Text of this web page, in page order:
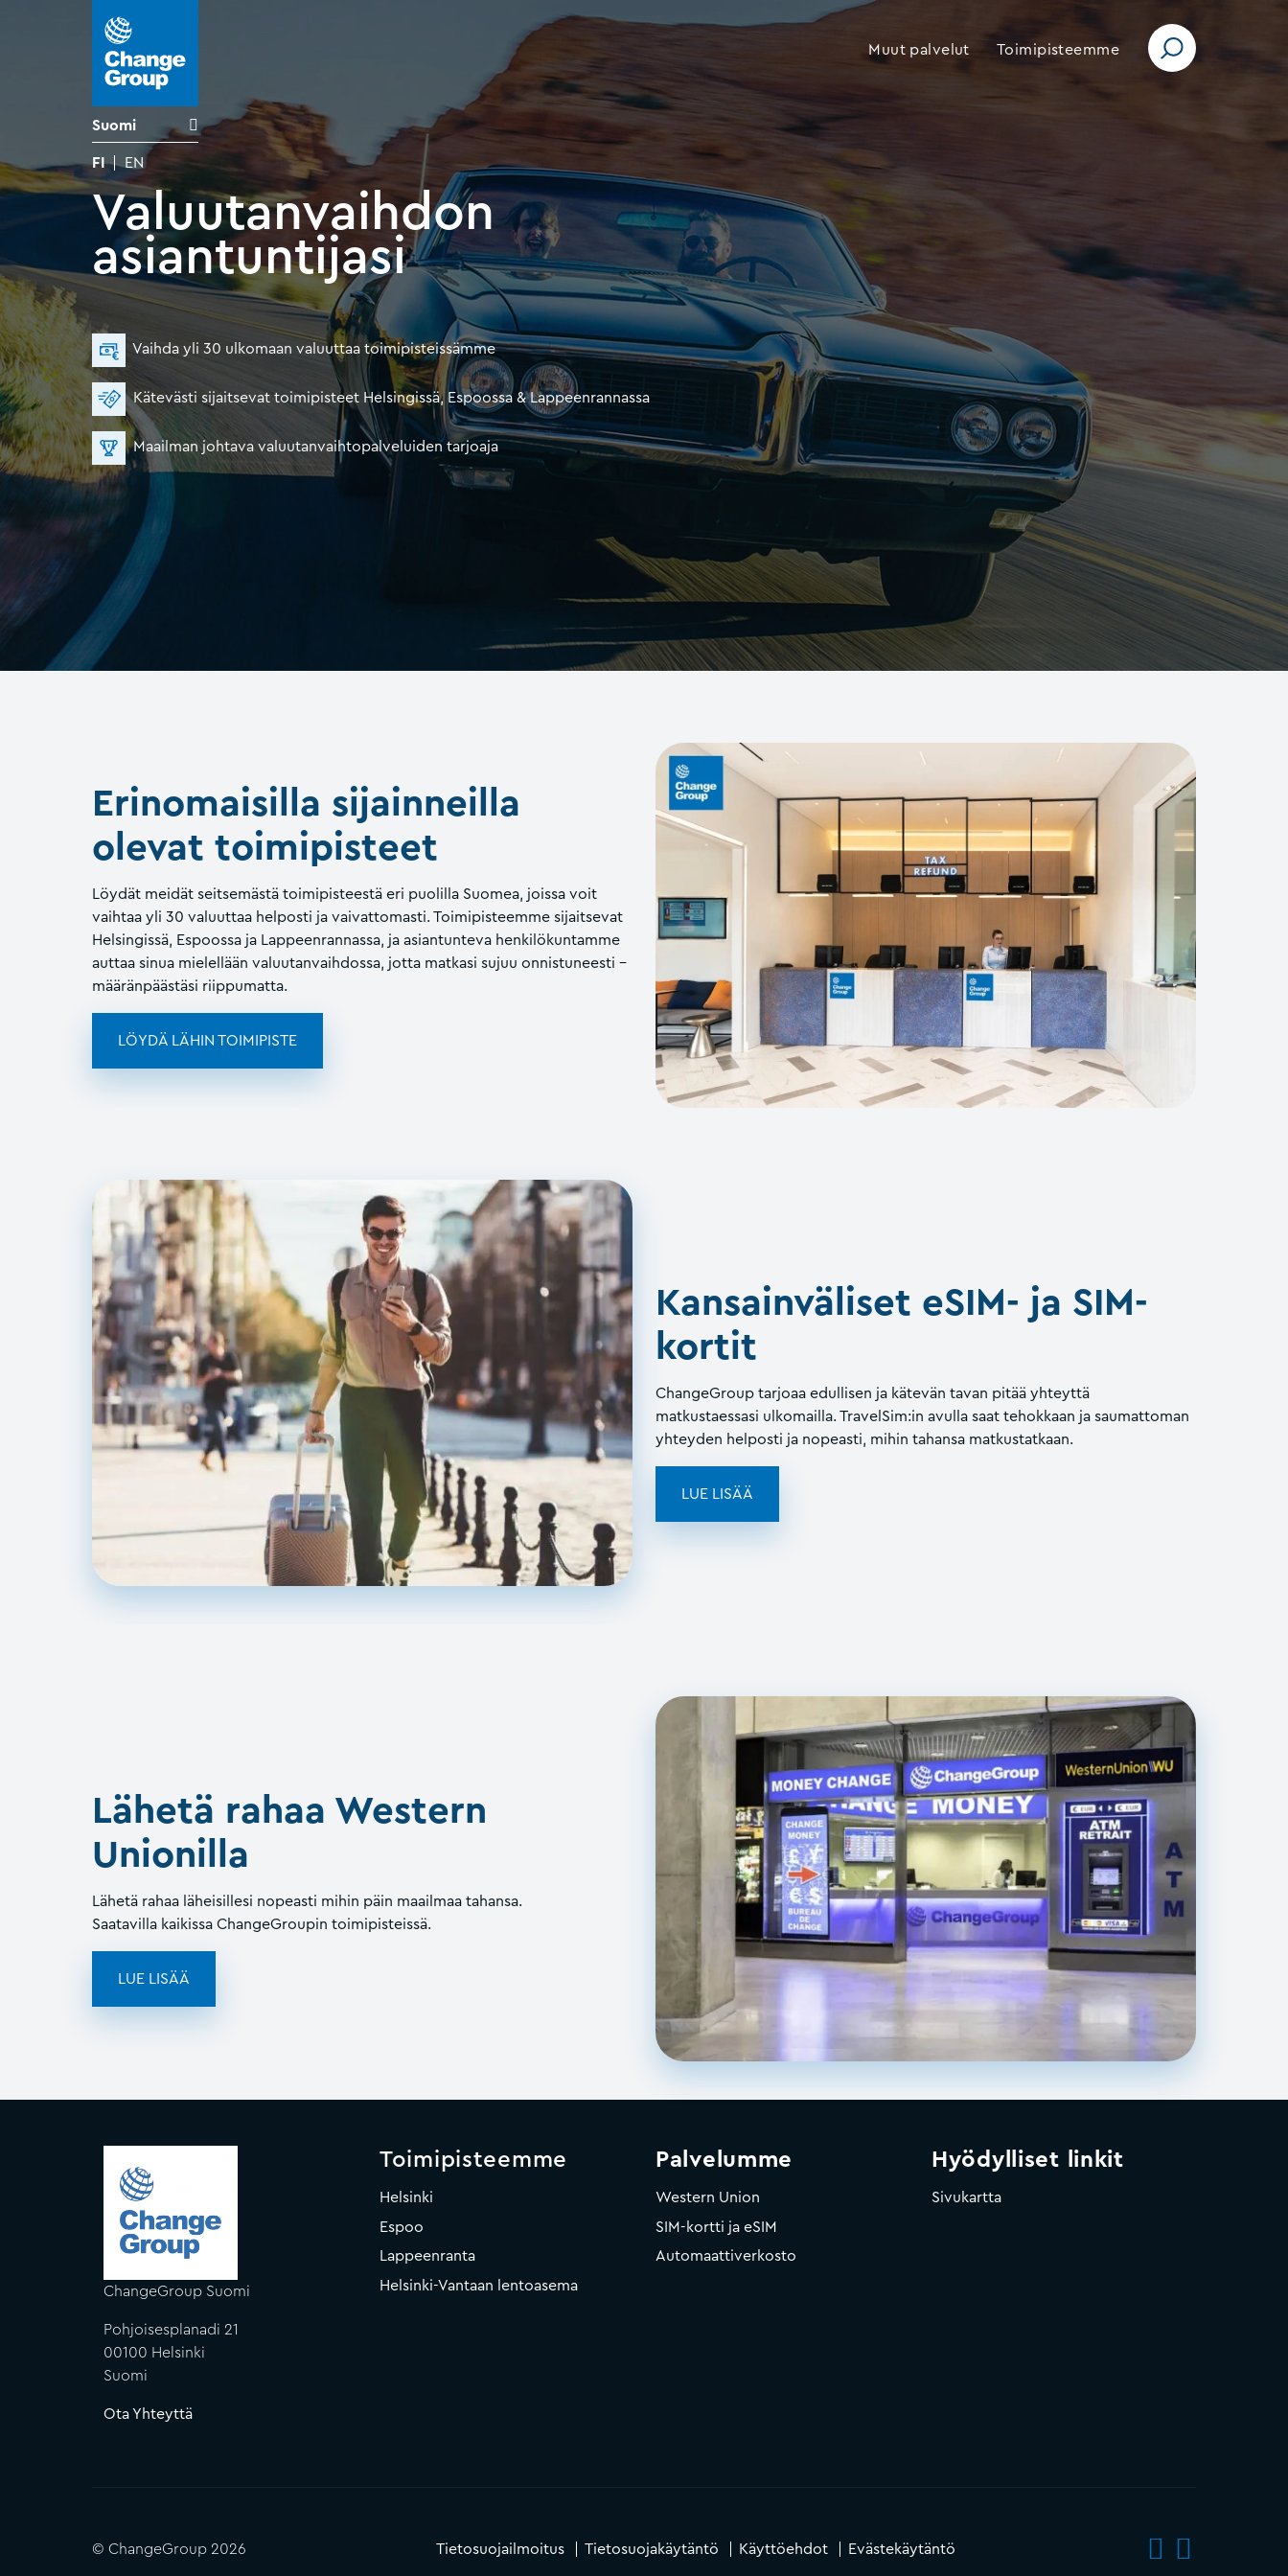
Suomi
FI EN
Muut palvelut Toimipisteemme
Valuutanvaihdon
asiantuntijasi
Vaihda yli 30 ulkomaan valuuttaa toimipisteissämme
Kätevästi sijaitsevat toimipisteet Helsingissä, Espoossa & Lappeenrannassa
Maailman johtava valuutanvaihtopalveluiden tarjoaja
Erinomaisilla sijainneilla
olevat toimipisteet
Löydät meidät seitsemästä toimipisteestä eri puolilla Suomea, joissa voit
vaihtaa yli 30 valuuttaa helposti ja vaivattomasti. Toimipisteemme sijaitsevat
Helsingissä, Espoossa ja Lappeenrannassa, ja asiantunteva henkilökuntamme
auttaa sinua mielellään valuutanvaihdossa, jotta matkasi sujuu onnistuneesti –
määränpäästäsi riippumatta.
LÖYDÄ LÄHIN TOIMIPISTE
Kansainväliset eSIM- ja SIM-
kortit
ChangeGroup tarjoaa edullisen ja kätevän tavan pitää yhteyttä
matkustaessasi ulkomailla. TravelSim:in avulla saat tehokkaan ja saumattoman
yhteyden helposti ja nopeasti, mihin tahansa matkustatkaan.
LUE LISÄÄ
Lähetä rahaa Western
Unionilla
Lähetä rahaa läheisillesi nopeasti mihin päin maailmaa tahansa.
Saatavilla kaikissa ChangeGroupin toimipisteissä.
LUE LISÄÄ
ChangeGroup Suomi
Pohjoisesplanadi 21
00100 Helsinki
Suomi
Ota Yhteyttä
Toimipisteemme
Helsinki
Espoo
Lappeenranta
Helsinki-Vantaan lentoasema
Palvelumme
Western Union
SIM-kortti ja eSIM
Automaattiverkosto
Hyödylliset linkit
Sivukartta
© ChangeGroup 2026 Tietosuojailmoitus Tietosuojakäytäntö Käyttöehdot Evästekäytäntö